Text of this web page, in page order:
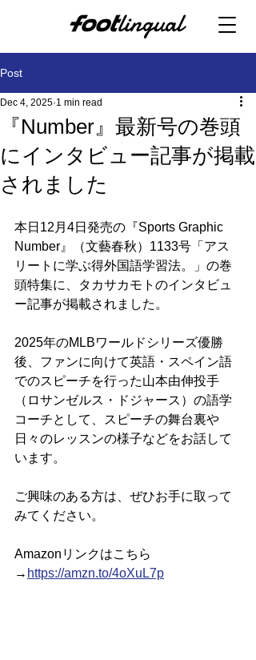
Post
『Number』最新号の巻頭
にインタビュー記事が掲載
されました
Dec 4, 2025 1 min read
本日12月4日発売の『Sports Graphic
Number』（文藝春秋）1133号「アス
リートに学ぶ得外国語学習法。」の巻
頭特集に、タカサカモトのインタビュ
ー記事が掲載されました。
2025年のMLBワールドシリーズ優勝
後、ファンに向けて英語・スペイン語
でのスピーチを行った山本由伸投手
（ロサンゼルス・ドジャース）の語学
コーチとして、スピーチの舞台裏や
日々のレッスンの様子などをお話して
います。
ご興味のある方は、ぜひお手に取って
みてください。
Amazonリンクはこちら
→ https://amzn.to/4oXuL7p